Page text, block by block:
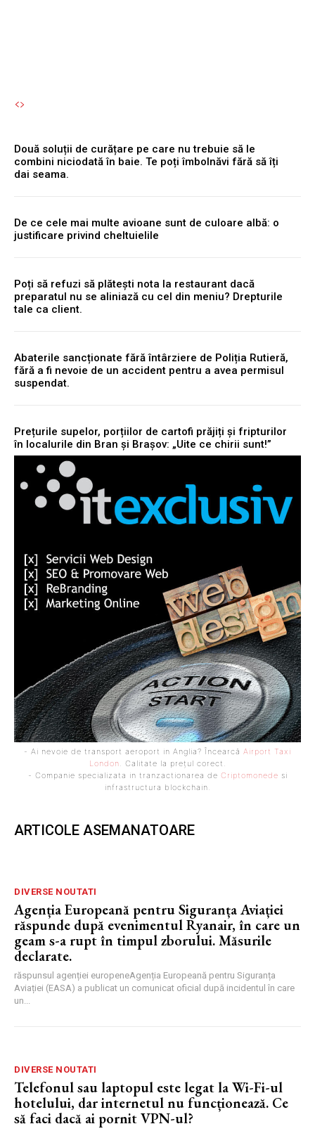
Două soluții de curățare pe care nu trebuie să le
combini niciodată în baie. Te poți îmbolnăvi fără să îți
dai seama.
De ce cele mai multe avioane sunt de culoare albă: o
justificare privind cheltuielile
Poți să refuzi să plătești nota la restaurant dacă
preparatul nu se aliniază cu cel din meniu? Drepturile
tale ca client.
Abaterile sancționate fără întârziere de Poliția Rutieră,
fără a fi nevoie de un accident pentru a avea permisul
suspendat.
Prețurile supelor, porțiilor de cartofi prăjiți și fripturilor
în localurile din Bran și Brașov: „Uite ce chirii sunt!”
- Ai nevoie de transport aeroport in Anglia? Încearcă Airport Taxi
London . Calitate la prețul corect.
- Companie specializata in tranzactionarea de Criptomonede si
infrastructura blockchain.
ARTICOLE ASEMANATOARE
DIVERSE NOUTATI
Agenția Europeană pentru Siguranța Aviației
răspunde după evenimentul Ryanair, în care un
geam s-a rupt în timpul zborului. Măsurile
declarate.
răspunsul agenției europeneAgenția Europeană pentru Siguranța
Aviației (EASA) a publicat un comunicat oficial după incidentul în care
un...
DIVERSE NOUTATI
Telefonul sau laptopul este legat la Wi-Fi-ul
hotelului, dar internetul nu funcționează. Ce
să faci dacă ai pornit VPN-ul?